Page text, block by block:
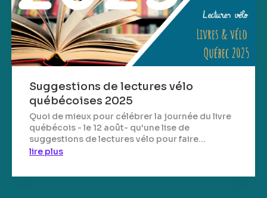
Suggestions de lectures vélo
québécoises 2025
Quoi de mieux pour célébrer la journée du livre
québécois - le 12 août- qu'une lise de
suggestions de lectures vélo pour faire...
lire plus